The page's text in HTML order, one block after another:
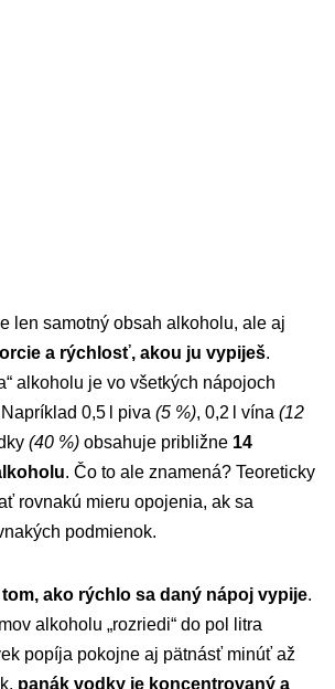
len samotný obsah alkoholu, ale aj
a rýchlosť, akou ju vypiješ.
alkoholu je vo všetkých nápojoch
0,5 l piva (5 %), 0,2 l vína (12
(40 %) obsahuje približne 14
. Čo to ale znamená? Teoreticky
rovnakú mieru opojenia, ak sa
podmienok.
tom, ako rýchlo sa daný nápoj vypije.
alkoholu „rozriedi“ do pol litra
popíja pokojne aj pätnásť minúť až
panák vodky je koncentrovaný a